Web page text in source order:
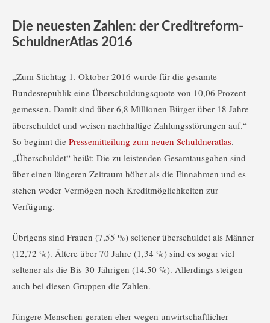
Die neuesten Zahlen: der Creditreform-
SchuldnerAtlas 2016
„Zum Stichtag 1. Oktober 2016 wurde für die gesamte
Bundesrepublik eine Überschuldungsquote von 10,06 Prozent
gemessen. Damit sind über 6,8 Millionen Bürger über 18 Jahre
überschuldet und weisen nachhaltige Zahlungsstörungen auf.“
So beginnt die Pressemitteilung zum neuen Schuldneratlas.
„Überschuldet“ heißt: Die zu leistenden Gesamtausgaben sind
über einen längeren Zeitraum höher als die Einnahmen und es
stehen weder Vermögen noch Kreditmöglichkeiten zur
Verfügung.
Übrigens sind Frauen (7,55 %) seltener überschuldet als Männer
(12,72 %). Ältere über 70 Jahre (1,34 %) sind es sogar viel
seltener als die Bis-30-Jährigen (14,50 %). Allerdings steigen
auch bei diesen Gruppen die Zahlen.
Jüngere Menschen geraten eher wegen unwirtschaftlicher